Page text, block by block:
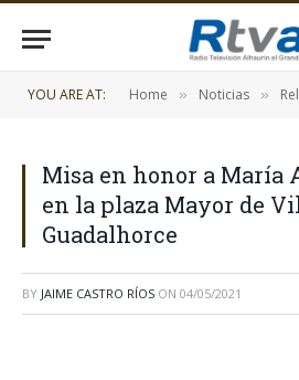
YOU ARE AT: Home » Noticias »
Misa en honor a María
en la plaza Mayor de
Guadalhorce
BY JAIME CASTRO RÍOS ON 04/05/2021